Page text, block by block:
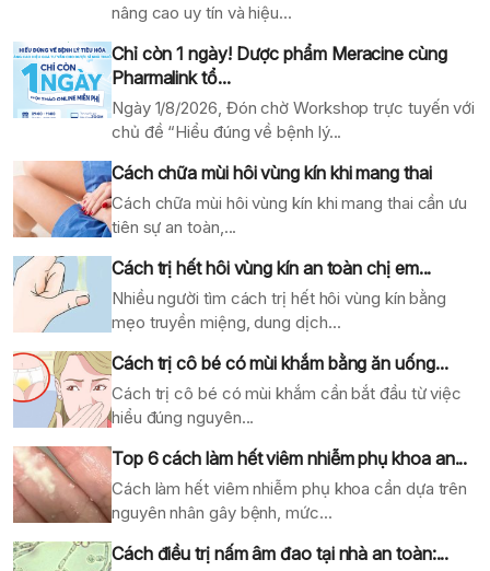
nâng cao uy tín và hiệu...
Chỉ còn 1 ngày! Dược phẩm Meracine cùng
Pharmalink tổ...
Ngày 1/8/2026, Đón chờ Workshop trực tuyến với
chủ đề “Hiểu đúng về bệnh lý...
Cách chữa mùi hôi vùng kín khi mang thai
Cách chữa mùi hôi vùng kín khi mang thai cần ưu
tiên sự an toàn,...
Cách trị hết hôi vùng kín an toàn chị em...
Nhiều người tìm cách trị hết hôi vùng kín bằng
mẹo truyền miệng, dung dịch...
Cách trị cô bé có mùi khắm bằng ăn uống...
Cách trị cô bé có mùi khắm cần bắt đầu từ việc
hiểu đúng nguyên...
Top 6 cách làm hết viêm nhiễm phụ khoa an...
Cách làm hết viêm nhiễm phụ khoa cần dựa trên
nguyên nhân gây bệnh, mức...
Cách điều trị nấm âm đao tại nhà an toàn:...